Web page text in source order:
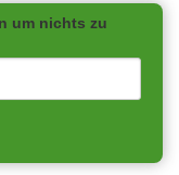
um nichts zu